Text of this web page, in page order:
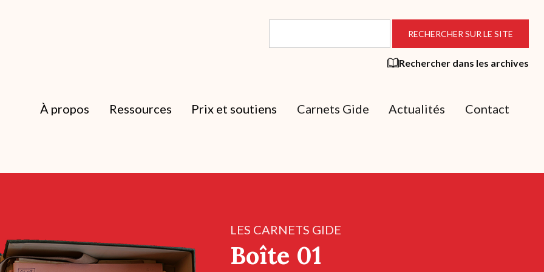
Rechercher dans les archives
À propos Ressources Prix et soutiens Carnets Gide Actualités Contact
LES CARNETS GIDE
Boîte 01